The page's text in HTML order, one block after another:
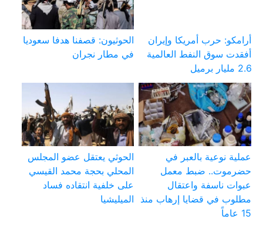
أرامكو: حرب أمريكا وإيران
أفقدت سوق النفط العالمية
2.6 مليار برميل
الحوثيون: قصفنا هدفا سعوديا
في مطار نجران
عملية نوعية بالعبر في
حضرموت.. ضبط معمل
عبوات ناسفة واعتقال
مطلوب في قضايا إرهاب منذ
15 عاماً
الحوثي يعتقل عضو المجلس
المحلي بحجة محمد القيسي
على خلفية انتقاده فساد
الميليشيا